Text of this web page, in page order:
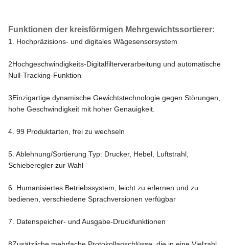
Funktionen der kreisförmigen Mehrgewichtssortierer:
1. Hochpräzisions- und digitales Wägesensorsystem
2Hochgeschwindigkeits-Digitalfilterverarbeitung und automatische
Null-Tracking-Funktion
3Einzigartige dynamische Gewichtstechnologie gegen Störungen,
hohe Geschwindigkeit mit hoher Genauigkeit.
4. 99 Produktarten, frei zu wechseln
5. Ablehnung/Sortierung Typ: Drucker, Hebel, Luftstrahl,
Schieberegler zur Wahl
6. Humanisiertes Betriebssystem, leicht zu erlernen und zu
bedienen, verschiedene Sprachversionen verfügbar
7. Datenspeicher- und Ausgabe-Druckfunktionen